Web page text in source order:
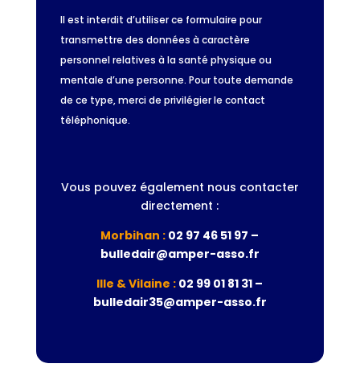
Il est interdit d’utiliser ce formulaire pour
transmettre des données à caractère
personnel relatives à la santé physique ou
mentale d’une personne. Pour toute demande
de ce type, merci de privilégier le contact
téléphonique.
Vous pouvez également nous contacter
directement :
Morbihan : 02 97 46 51 97 –
bulledair@amper-asso.fr
Ille & Vilaine : 02 99 01 81 31 –
bulledair35@amper-asso.fr